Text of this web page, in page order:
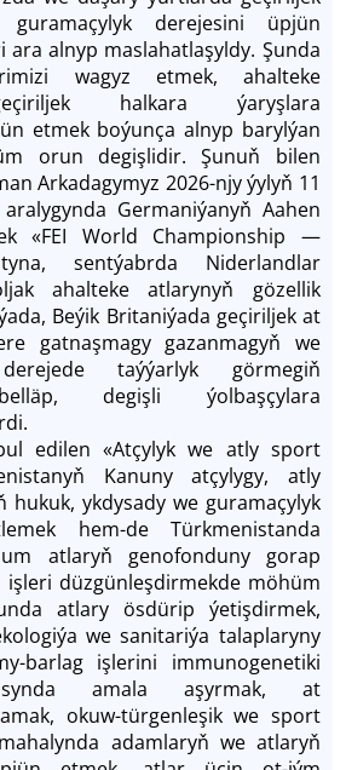
derejesini üpjün
ara alnyp maslahatlaşyldy. Şunda
wagyz etmek, ahalteke
halkara ýaryşlara
etmek boýunça alnyp barylýan
orun degişlidir. Şunuň bilen
Arkadagymyz 2026-njy ýylyň 11
Germaniýanyň Aahen
«FEI World Championship —
sentýabrda Niderlandlar
ahalteke atlarynyň gözellik
Beýik Britaniýada geçiriljek at
gatnaşmagy gazanmagyň we
taýýarlyk görmegiň
degişli ýolbaşçylara
edilen «Atçylyk we atly sport
Kanuny atçylygy, atly
ykdysady we guramaçylyk
hem-de Türkmenistanda
atlaryň genofonduny gorap
işleri düzgünleşdirmekde möhüm
atlary ösdürip ýetişdirmek,
we sanitariýa talaplaryny
barlag işlerini immunogenetiki
amala aşyrmak, at
okuw-türgenleşik we sport
adamlaryň we atlaryň